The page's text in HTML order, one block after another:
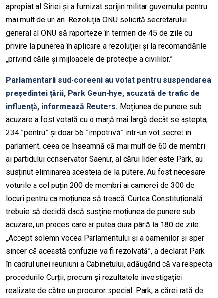
apropiat al Siriei și a furnizat sprijin militar guvernului pentru
mai mult de un an. Rezoluția ONU solicită secretarului
general al ONU să raporteze în termen de 45 de zile cu
privire la punerea în aplicare a rezoluției și la recomandările
„privind căile și mijloacele de protecție a civililor.”
Parlamentarii sud-coreeni au votat pentru suspendarea
președintei țării, Park Geun-hye, acuzată de trafic de
influență, informează Reuters. Moțiunea de punere sub
acuzare a fost votată cu o marjă mai largă decât se aștepta,
234 ”pentru” și doar 56 ”împotrivă” într-un vot secret în
parlament, ceea ce înseamnă că mai mult de 60 de membri
ai partidului conservator Saenur, al cărui lider este Park, au
susținut eliminarea acesteia de la putere. Au fost necesare
voturile a cel puțin 200 de membri ai camerei de 300 de
locuri pentru ca moțiunea să treacă. Curtea Constituțională
trebuie să decidă dacă susține moțiunea de punere sub
acuzare, un proces care ar putea dura până la 180 de zile.
„Accept solemn vocea Parlamentului și a oamenilor și sper
sincer că această confuzie va fi rezolvată”, a declarat Park
în cadrul unei reuniuni a Cabinetului, adăugând că va respecta
procedurile Curții, precum și rezultatele investigației
realizate de către un procuror special. Park, a cărei rată de